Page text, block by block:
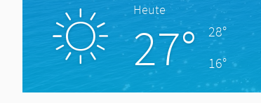
Heute
27°
28°
16°